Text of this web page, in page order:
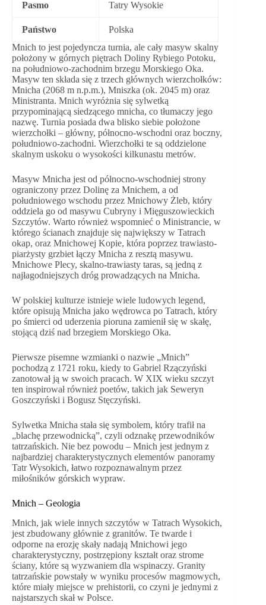
Pasmo Tatry Wysokie
Państwo
Polska
Mnich to jest pojedyncza turnia, ale cały masyw skalny
położony w górnych piętrach Doliny Rybiego Potoku,
na południowo-zachodnim brzegu Morskiego Oka.
Masyw ten składa się z trzech głównych wierzchołków:
Mnicha (2068 m n.p.m.), Mniszka (ok. 2045 m) oraz
Ministranta. Mnich wyróżnia się sylwetką
przypominającą siedzącego mnicha, co tłumaczy jego
nazwę. Turnia posiada dwa blisko siebie położone
wierzchołki – główny, północno-wschodni oraz boczny,
południowo-zachodni. Wierzchołki te są oddzielone
skalnym uskoku o wysokości kilkunastu metrów.
Masyw Mnicha jest od północno-wschodniej strony
ograniczony przez Dolinę za Mnichem, a od
południowego wschodu przez Mnichowy Żleb, który
oddziela go od masywu Cubryny i Mięguszowieckich
Szczytów. Warto również wspomnieć o Ministrancie, w
którego ścianach znajduje się największy w Tatrach
okap, oraz Mnichowej Kopie, która poprzez trawiasto-
piarżysty grzbiet łączy Mnicha z resztą masywu.
Mnichowe Plecy, skalno-trawiasty taras, są jedną z
najłagodniejszych dróg prowadzących na Mnicha.
W polskiej kulturze istnieje wiele ludowych legend,
które opisują Mnicha jako wędrowca po Tatrach, który
po śmierci od uderzenia pioruna zamienił się w skałę,
stojącą dziś nad brzegiem Morskiego Oka.
Pierwsze pisemne wzmianki o nazwie „Mnich”
pochodzą z 1721 roku, kiedy to Gabriel Rzączyński
zanotował ją w swoich pracach. W XIX wieku szczyt
ten inspirował również poetów, takich jak Seweryn
Goszczyński i Bogusz Stęczyński.
Sylwetka Mnicha stała się symbolem, który trafił na
„blachę przewodnicką”, czyli odznakę przewodników
tatrzańskich. Nie bez powodu – Mnich jest jednym z
najbardziej charakterystycznych elementów panoramy
Tatr Wysokich, łatwo rozpoznawalnym przez
miłośników górskich wypraw.
Mnich – Geologia
Mnich, jak wiele innych szczytów w Tatrach Wysokich,
jest zbudowany głównie z granitów. Te twarde i
odporne na erozję skały nadają Mnichowi jego
charakterystyczny, postrzępiony kształt oraz strome
ściany, które są wyzwaniem dla wspinaczy. Granity
tatrzańskie powstały w wyniku procesów magmowych,
które miały miejsce w prehistorii, co czyni je jednymi z
najstarszych skał w Polsce.